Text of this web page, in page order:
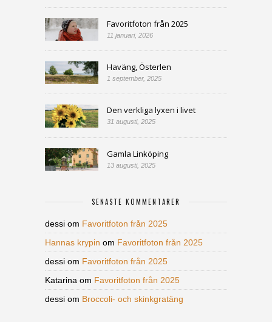
Favoritfoton från 2025
11 januari, 2026
Haväng, Österlen
1 september, 2025
Den verkliga lyxen i livet
31 augusti, 2025
Gamla Linköping
13 augusti, 2025
SENASTE KOMMENTARER
dessi om Favoritfoton från 2025
Hannas krypin om Favoritfoton från 2025
dessi om Favoritfoton från 2025
Katarina om Favoritfoton från 2025
dessi om Broccoli- och skinkgratäng